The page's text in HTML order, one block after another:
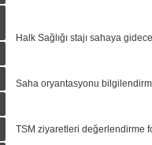
Halk Sağlığı stajı sahaya
Saha oryantasyonu
TSM ziyaretleri değerlendirme